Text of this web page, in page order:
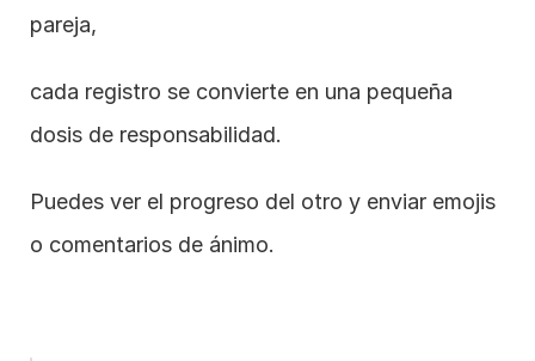
pareja,
cada registro se convierte en una pequeña
dosis de responsabilidad.
Puedes ver el progreso del otro y enviar emojis
o comentarios de ánimo.